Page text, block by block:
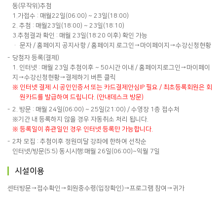
동(무작위)추첨
1.가접수 : 매월22일(06:00) ~ 23일(18:00)
2. 추첨 : 매월23일(18:00) ~ 23일(18:10)
3.추첨결과 확인 : 매월 23일(18:20 이후) 확인 가능
·
문자 / 홈페이지 공지사항 / 홈페이지 로그인→마이페이지→수강신청현황
당첨자 등록(결제)
1. 인터넷 : 매월 23일 추첨이후 ~ 50시간 이내 / 홈페이지로그인→마이페이
지→수강신청현황→결제하기 버튼 클릭
※ 인터넷 결제 시 공인인증서 또는 카드결제안심IP 필요 / 최초등록회원은 회
원카드를 발급하여 드립니다. (안내데스크 방문)
2. 방문 : 매월 24일(06:00) ~ 25일(21:00) / 수영장 1층 접수처
※기간 내 등록하지 않을 경우 자동취소 처리 됩니다.
※ 등록일이 휴관일인 경우 인터넷 등록만 가능합니다.
2차 모집 : 추첨이후 정원미달 강좌에 한하여 선착순
인터넷/방문(5:5) 동시시행:매월 26일(06:00)~익월 7일
시설이용
센터방문→접수확인→회원중수령(입장확인)→프로그램 참여→귀가